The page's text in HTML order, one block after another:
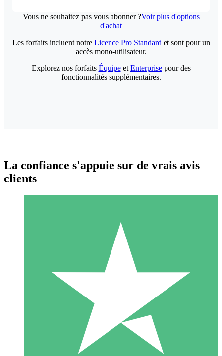
Vous ne souhaitez pas vous abonner ?Voir plus d'options
d'achat
Packs de Crédits Individuels
Payez à l'utilisation avec des crédits de téléchargement. Sans
1 Téléchargement
10 00
Les forfaits incluent notre Licence Pro Standard et sont pour un
accès mono-utilisateur.
Explorez nos forfaits Équipeet Enterprisepour des
fonctionnalités supplémentaires.
La confiance s'appuie sur de vrais avis
clients